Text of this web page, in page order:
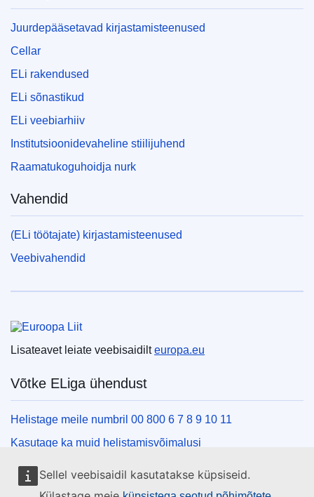
Sellel veebisaidil kasutatakse küpsiseid.
Juurdepääsetavad kirjastamisteenused
Cellar
ELi rakendused
ELi sõnastikud
ELi veebiarhiiv
Institutsioonidevaheline stiilijuhend
Raamatukoguhoidja nurk
Vahendid
(ELi töötajate) kirjastamisteenused
Veebivahendid
Lisateavet leiate veebisaidilteuropa.eu
Võtke ELiga ühendust
Helistage meile numbril 00 800 6 7 8 9 10 11
Kasutage ka muid helistamisvõimalusi
Kirjutage meile kontaktvormi vahendusel
Külastage meid ELi teabekeskuses